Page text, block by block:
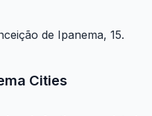
de Ipanema, 15.
Cities